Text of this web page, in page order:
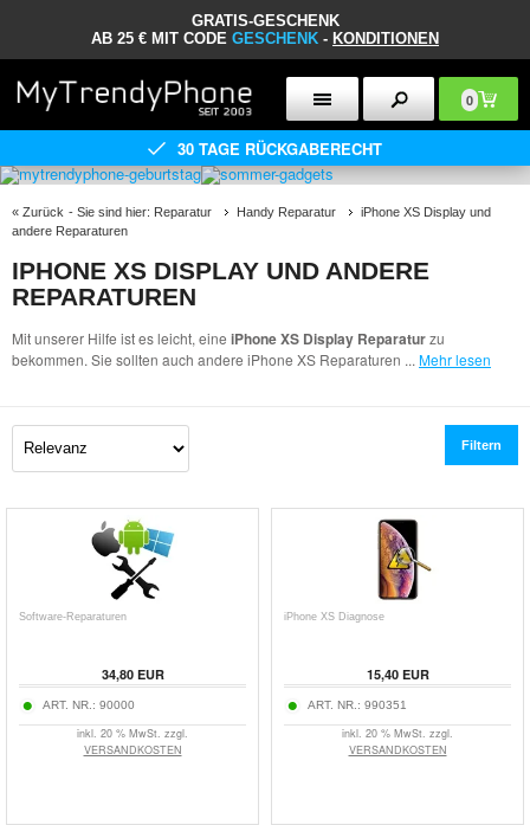
GRATIS-GESCHENK
AB 25 € MIT CODE GESCHENK - KONDITIONEN
0
30 TAGE RÜCKGABERECHT
« Zurück - Sie sind hier: Reparatur Handy Reparatur
iPhone XS Display und
andere Reparaturen
IPHONE XS DISPLAY UND ANDERE
REPARATUREN
Mit unserer Hilfe ist es leicht, eine iPhone XS Display Reparaturzu
bekommen. Sie sollten auch andere iPhone XS Reparaturen ... Mehr lesen
Filtern
Software-Reparaturen
34,80 EUR
ART. NR.: 90000
inkl. 20 % MwSt. zzgl.
VERSANDKOSTEN
iPhone XS Diagnose
15,40 EUR
ART. NR.: 990351
inkl. 20 % MwSt. zzgl.
VERSANDKOSTEN